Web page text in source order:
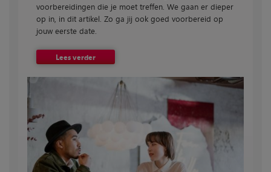
voorbereidingen die je moet treffen. We gaan er dieper
op in, in dit artikel. Zo ga jij ook goed voorbereid op
jouw eerste date.
Lees verder